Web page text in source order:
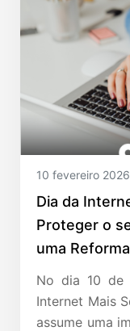
10 fevereiro 2026
Dia da
Proteger o
uma
No dia 10 de
Internet Mais
assume uma